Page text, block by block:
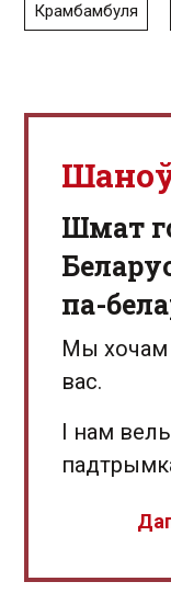
Крамбамбуля
Шмат
па-
Мы хочам
вас.
І нам